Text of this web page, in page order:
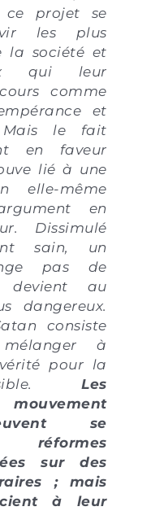
ce projet se
les plus
la société et
qui leur
comme
et
le fait
en faveur
lié à une
elle-même
en
Dissimulé
sain, un
pas de
devient au
dangereux.
consiste
à
pour la
Les
se
réformes
sur des
; mais
à leur